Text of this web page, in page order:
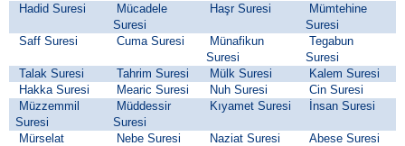
Hadid Suresi
Mücadele
Suresi
Haşr Suresi
Mümtehine
Suresi
Saff Suresi
Cuma Suresi
Münafikun
Suresi
Tegabun
Suresi
Talak Suresi
Tahrim Suresi Mülk Suresi
Kalem Suresi
Hakka Suresi
Mearic Suresi Nuh Suresi
Cin Suresi
Müzzemmil
Suresi
Müddessir
Suresi
Kıyamet Suresi İnsan Suresi
Mürselat
Nebe Suresi Naziat Suresi Abese Suresi